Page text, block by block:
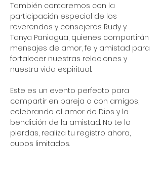
También contaremos con la
participación especial de los
reverendos y consejeros Rudy y
Tanya Paniagua, quienes compartirán
mensajes de amor, fe y amistad para
fortalecer nuestras relaciones y
nuestra vida espiritual.
Este es un evento perfecto para
compartir en pareja o con amigos,
celebrando el amor de Dios y la
bendición de la amistad. No te lo
pierdas, realiza tu registro ahora,
cupos limitados.